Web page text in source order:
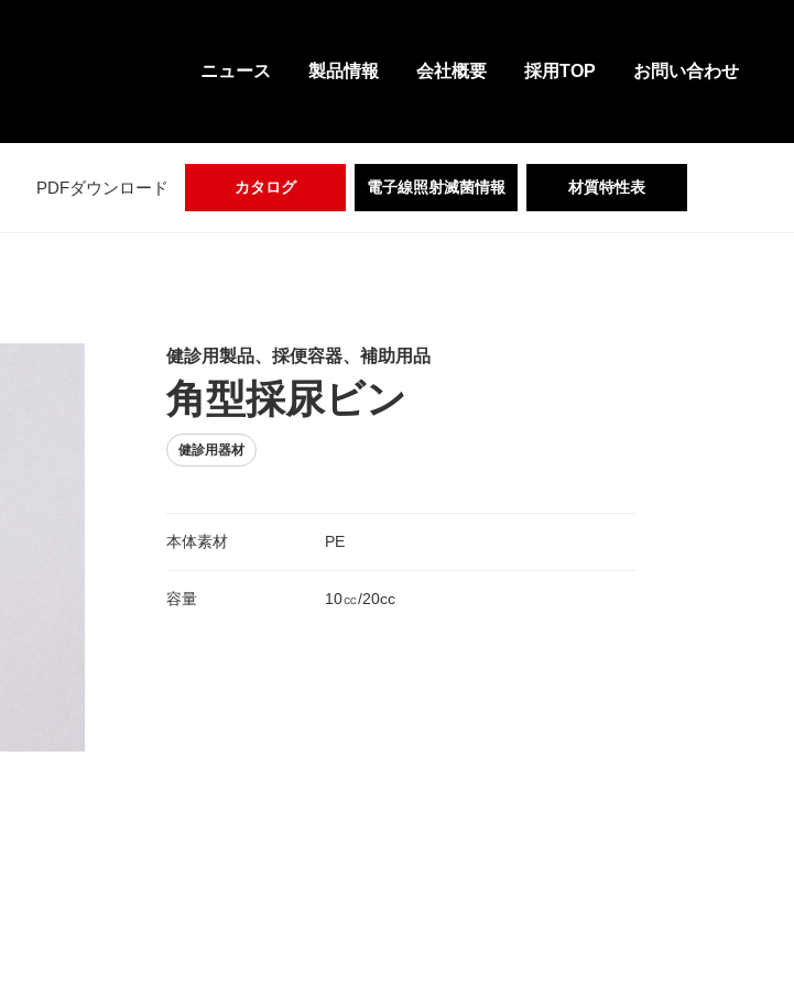
ニュース 製品情報 会社概要 採用TOP お問い合わせ
PDFダウンロード カタログ 電子線照射滅菌情報 材質特性表
健診用製品、採便容器、補助用品
角型採尿ビン
健診用器材
本体素材 PE
容量 10㏄/20cc